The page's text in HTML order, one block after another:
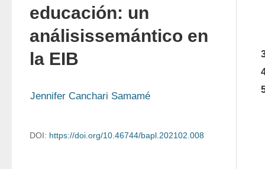
educación: un
análisissemántico en
la EIB
Jennifer Canchari Samamé
DOI: https://doi.org/10.46744/bapl.202102.008